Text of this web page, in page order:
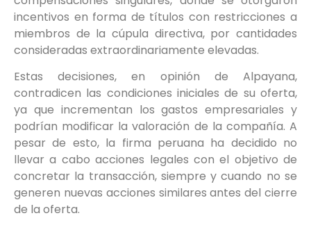
incentivos en forma de títulos con restricciones a
miembros de la cúpula directiva, por cantidades
consideradas extraordinariamente elevadas.
Estas decisiones, en opinión de Alpayana,
contradicen las condiciones iniciales de su oferta,
ya que incrementan los gastos empresariales y
podrían modificar la valoración de la compañía. A
pesar de esto, la firma peruana ha decidido no
llevar a cabo acciones legales con el objetivo de
concretar la transacción, siempre y cuando no se
generen nuevas acciones similares antes del cierre
de la oferta.